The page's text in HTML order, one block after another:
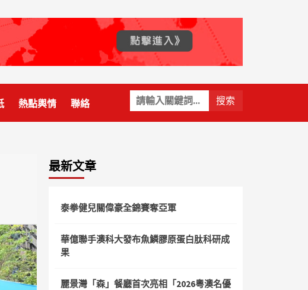
關
鍵
字:
熱點輿情 聯絡
最新文章
泰拳健兒關偉豪全錦賽奪亞軍
華億聯手澳科大發布魚鱗膠原蛋白肽科研成
果
麗景灣「森」餐廳首次亮相「2026粵澳名優